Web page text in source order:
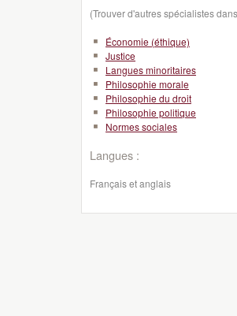
(Trouver d'autres spécialistes
Économie (éthique)
Justice
Langues minoritaires
Philosophie morale
Philosophie du droit
Philosophie politique
Normes sociales
Langues :
Français et anglais